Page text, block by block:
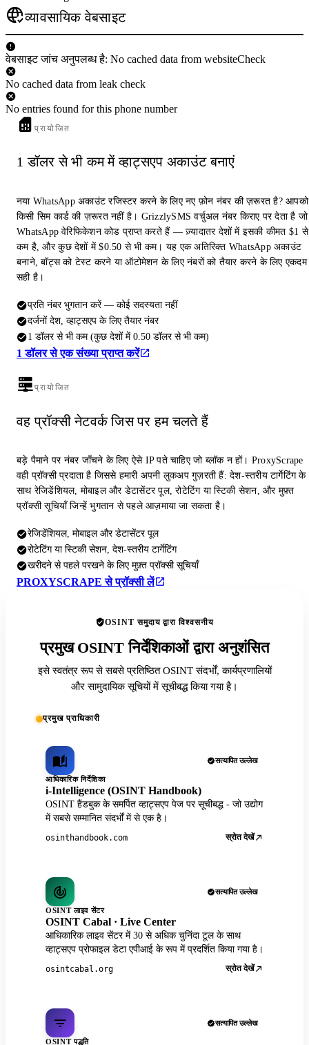
व्यावसायिक वेबसाइट
वेबसाइट जांच अनुपलब्ध है: No cached data from websiteCheck
No cached data from leak check
No entries found for this phone number
प्रायोजित
1 डॉलर से भी कम में व्हाट्सएप अकाउंट बनाएं
नया WhatsApp अकाउंट रजिस्टर करने के लिए नए फ़ोन नंबर की ज़रूरत है? आपको
किसी सिम कार्ड की ज़रूरत नहीं है। GrizzlySMS वर्चुअल नंबर किराए पर देता है जो
WhatsApp वेरिफिकेशन कोड प्राप्त करते हैं — ज़्यादातर देशों में इसकी कीमत $1 से
कम है, और कुछ देशों में $0.50 से भी कम। यह एक अतिरिक्त WhatsApp अकाउंट
बनाने, बॉट्स को टेस्ट करने या ऑटोमेशन के लिए नंबरों को तैयार करने के लिए एकदम
सही है।
प्रति नंबर भुगतान करें — कोई सदस्यता नहीं
दर्जनों देश, व्हाट्सएप के लिए तैयार नंबर
1 डॉलर से भी कम (कुछ देशों में 0.50 डॉलर से भी कम)
1 डॉलर से एक संख्या प्राप्त करें
प्रायोजित
वह प्रॉक्सी नेटवर्क जिस पर हम चलते हैं
बड़े पैमाने पर नंबर जाँचने के लिए ऐसे IP पते चाहिए जो ब्लॉक न हों। ProxyScrape
वही प्रॉक्सी प्रदाता है जिससे हमारी अपनी लुकअप गुज़रती हैं: देश-स्तरीय टार्गेटिंग के
साथ रेजिडेंशियल, मोबाइल और डेटासेंटर पूल, रोटेटिंग या स्टिकी सेशन, और मुफ़्त
प्रॉक्सी सूचियाँ जिन्हें भुगतान से पहले आज़माया जा सकता है।
रेजिडेंशियल, मोबाइल और डेटासेंटर पूल
रोटेटिंग या स्टिकी सेशन, देश-स्तरीय टार्गेटिंग
खरीदने से पहले परखने के लिए मुफ़्त प्रॉक्सी सूचियाँ
PROXYSCRAPE से प्रॉक्सी लें
OSINT समुदाय द्वारा विश्वसनीय
प्रमुख OSINT निर्देशिकाओं द्वारा अनुशंसित
इसे स्वतंत्र रूप से सबसे प्रतिष्ठित OSINT संदर्भों, कार्यप्रणालियों
और सामुदायिक सूचियों में सूचीबद्ध किया गया है।
प्रमुख प्राधिकारी
सत्यापित उल्लेख
आधिकारिक निर्देशिका
i-Intelligence (OSINT Handbook)
OSINT हैंडबुक के समर्पित व्हाट्सएप पेज पर सूचीबद्ध - जो उद्योग
में सबसे सम्मानित संदर्भों में से एक है।
osinthandbook.com स्रोत देखें
सत्यापित उल्लेख
OSINT लाइव सेंटर
OSINT Cabal · Live Center
आधिकारिक लाइव सेंटर में 30 से अधिक चुनिंदा टूल के साथ
व्हाट्सएप प्रोफाइल डेटा एपीआई के रूप में प्रदर्शित किया गया है।
osintcabal.org स्रोत देखें
सत्यापित उल्लेख
OSINT पद्धति